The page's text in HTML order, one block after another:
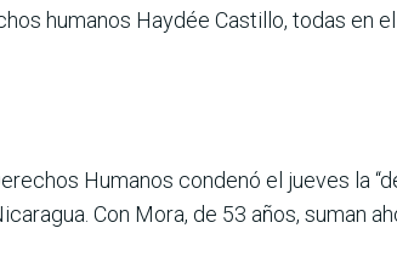
humanos Haydée Castillo, todas en el
Humanos condenó el jueves la
Con Mora, de 53 años, suman